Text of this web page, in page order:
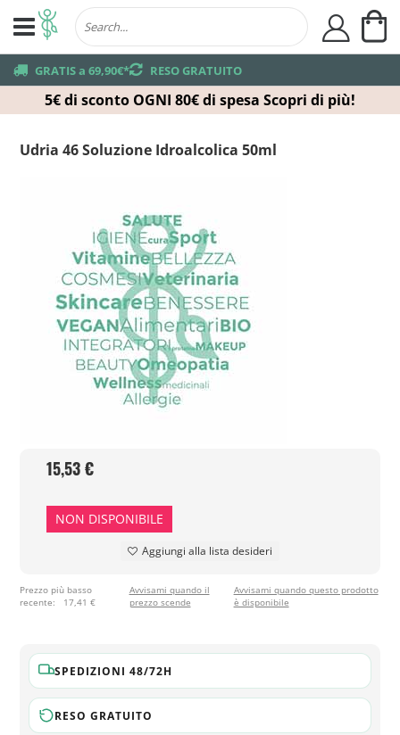
5€ di sconto OGNI 80€ di spesa Scopri di più!
truck GRATIS a 69,90€*returns RESO GRATUITO
user
Udria 46 Soluzione Idroalcolica 50ml
15,53 €
NON DISPONIBILE
Aggiungi alla lista desideri
Prezzo più basso
recente:
17,41 €
Avvisami quando il
prezzo scende
Avvisami quando questo prodotto
è disponibile
SPEDIZIONI 48/72H
RESO GRATUITO